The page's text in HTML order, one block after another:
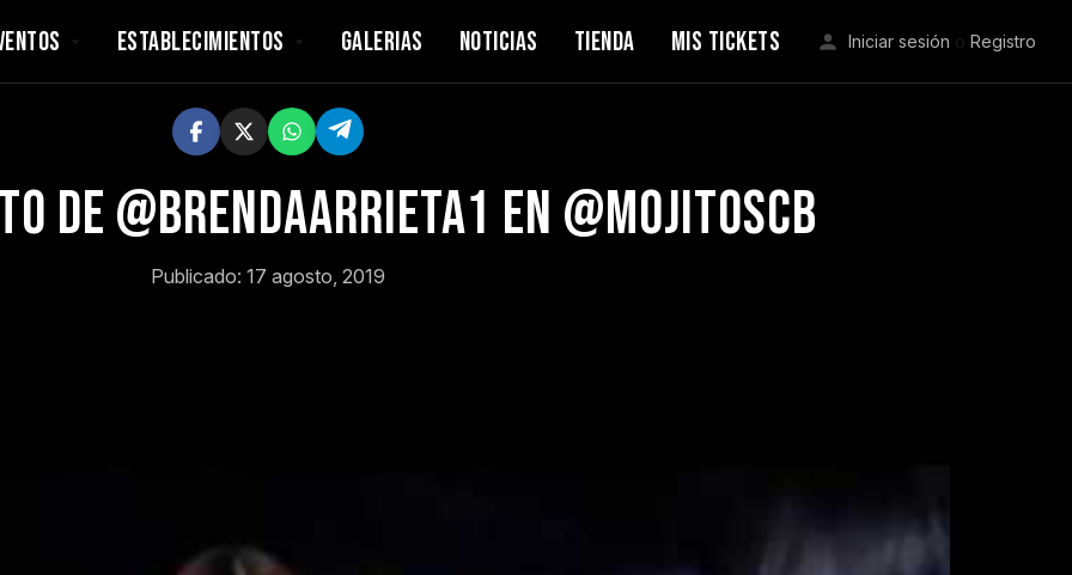
ESTABLECIMIENTOS GALERIAS NOTICIAS TIENDA MIS TICKETS Iniciar sesión o Registro
de @brendaarrieta1 En @mojitoscb
Publicado: 17 agosto, 2019